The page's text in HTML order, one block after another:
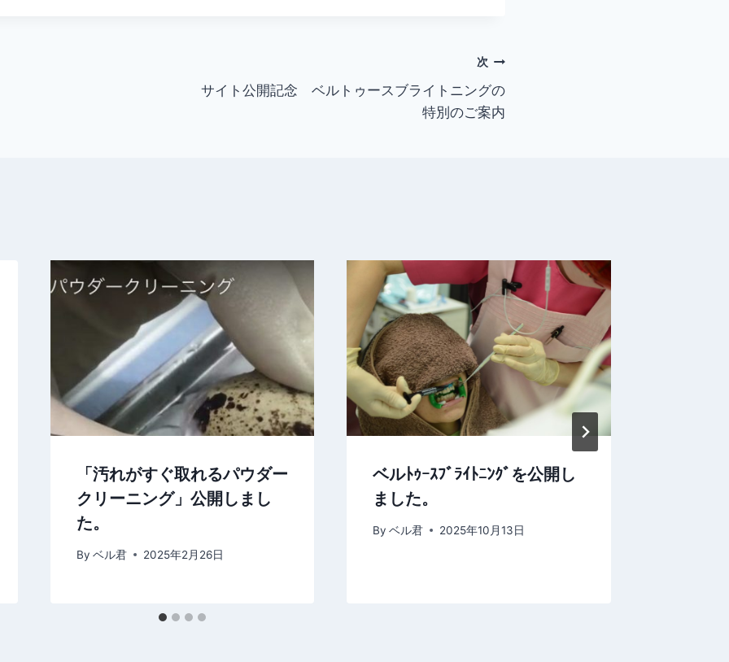
次
サイト公開記念 ベルトゥースブライトニングの
特別のご案内
「汚れがすぐ取れるパウダー
クリーニング」公開しまし
た。
By ベル君 2025年2月26日
ベルﾄｩｰｽﾌﾞﾗｲﾄﾆﾝｸﾞを公開し
ました。
By ベル君 2025年10月13日